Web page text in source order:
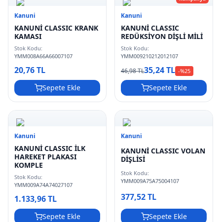
Kanuni
KANUNİ CLASSIC KRANK
KAMASI
Stok Kodu:
YMM008A66A66007107
20,76 TL
Sepete Ekle
Kanuni
KANUNİ CLASSIC
REDÜKSİYON DİŞLİ MİLİ
Stok Kodu:
YMM009210212012107
46,98 TL35,24 TL -%25
Sepete Ekle
Kanuni
KANUNİ CLASSIC İLK
HAREKET PLAKASI
KOMPLE
Stok Kodu:
YMM009A74A74027107
1.133,96 TL
Sepete Ekle
Kanuni
KANUNİ CLASSIC VOLAN
DİŞLİSİ
Stok Kodu:
YMM009A75A75004107
377,52 TL
Sepete Ekle